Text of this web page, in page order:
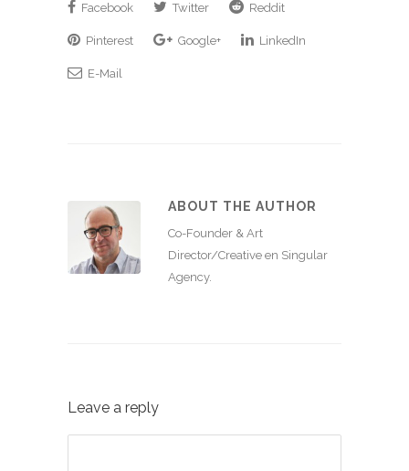
Facebook Twitter Reddit
Pinterest Google+ LinkedIn
E-Mail
ABOUT THE AUTHOR
Co-Founder & Art
Director/Creative en Singular
Agency.
Leave a reply